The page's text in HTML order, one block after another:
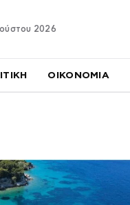
2026
ΟΙΚΟΝΟΜΙΑ